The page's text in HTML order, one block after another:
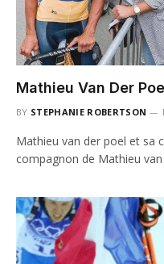
Mathieu Van Der
BY STEPHANIE ROBERTSON
Mathieu van der poel et sa
compagnon de Mathieu